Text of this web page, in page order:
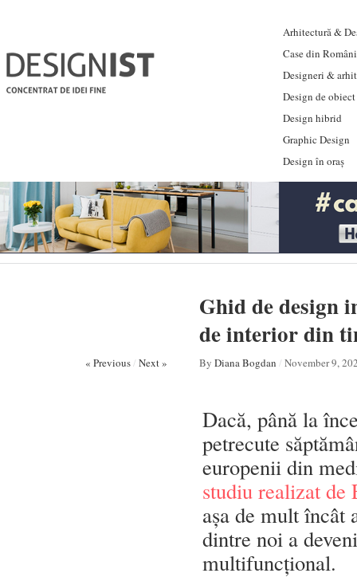
Arhitectură &
Case din
Designeri &
Design de obiect
Design hibrid
Graphic Design
Design în oraș
Ghid de design
de interior din
« Previous/ Next » By Diana Bogdan / November 9,
Dacă, până la
petrecute
europenii din
studiu realizat de
așa de mult încât
dintre noi a
multifuncțional.